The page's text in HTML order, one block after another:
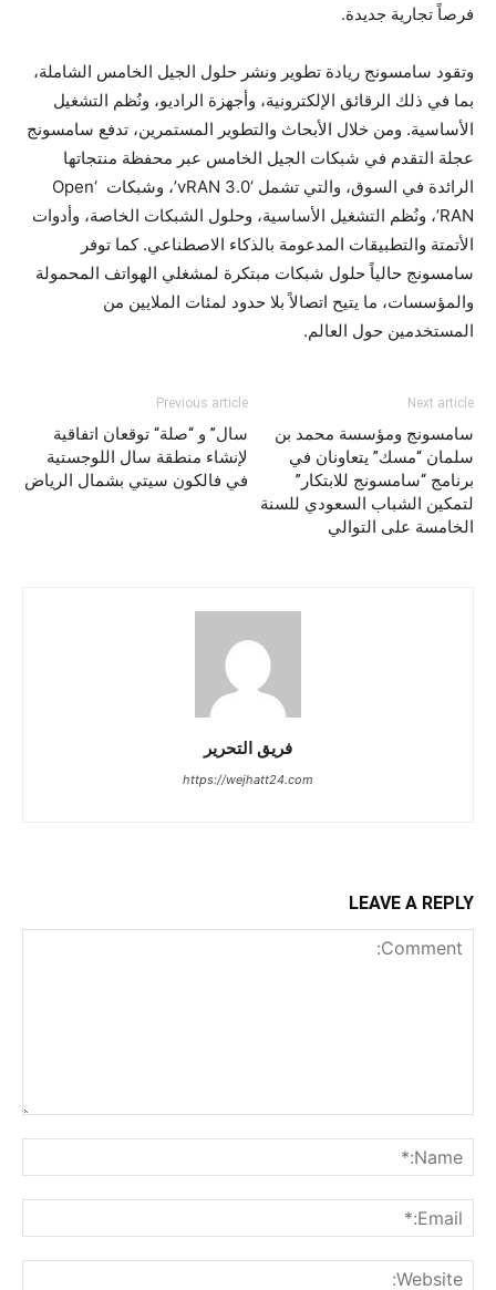
فرصاً تجارية جديدة.
وتقود سامسونج ريادة تطوير ونشر حلول الجيل الخامس الشاملة،
بما في ذلك الرقائق الإلكترونية، وأجهزة الراديو، ونُظم التشغيل
الأساسية. ومن خلال الأبحاث والتطوير المستمرين، تدفع سامسونج
عجلة التقدم في شبكات الجيل الخامس عبر محفظة منتجاتها
الرائدة في السوق، والتي تشمل ‘vRAN 3.0’، وشبكات ‘Open
RAN’، ونُظم التشغيل الأساسية، وحلول الشبكات الخاصة، وأدوات
الأتمتة والتطبيقات المدعومة بالذكاء الاصطناعي. كما توفر
سامسونج حالياً حلول شبكات مبتكرة لمشغلي الهواتف المحمولة
والمؤسسات، ما يتيح اتصالاً بلا حدود لمئات الملايين من
المستخدمين حول العالم.
Previous article
سال” و “صلة“ توقعان اتفاقية
لإنشاء منطقة سال اللوجستية
في فالكون سيتي بشمال الرياض
Next article
سامسونج ومؤسسة محمد بن
سلمان “مسك” يتعاونان في
برنامج “سامسونج للابتكار”
لتمكين الشباب السعودي للسنة
الخامسة على التوالي
فريق التحرير
https://wejhatt24.com
LEAVE A REPLY